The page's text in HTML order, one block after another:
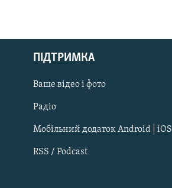
Русский
Qırımtatar
ДОЛУЧАЙСЯ!
ПІДТРИМКА
Ваше відео і фото
Радіо
Мобільний додаток Android | iOS
RSS / Podcast